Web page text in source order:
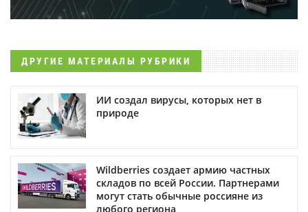
ДРУГИЕ МАТЕРИАЛЫ РУБРИКИ
ИИ создал вирусы, которых нет в
природе
Wildberries создает армию частных
складов по всей России. Партнерами
могут стать обычные россияне из
любого региона